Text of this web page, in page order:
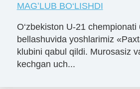
MAGʻLUB BO‘LISHDI
O‘zbekiston U-21 chempionati
bellashuvida yoshlarimiz
klubini qabul qildi. Murosasiz
kechgan uch...